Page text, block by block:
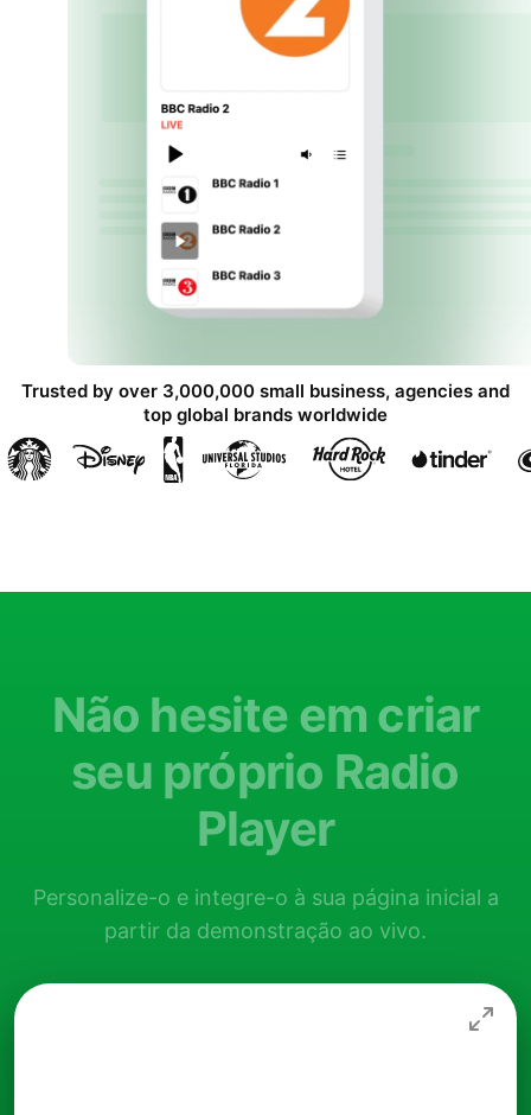
Trusted by over 3,000,000 small business, agencies and
top global brands worldwide
Não hesite em criar
seu próprio Radio
Player
Personalize-o e integre-o à sua página inicial a
partir da demonstração ao vivo.